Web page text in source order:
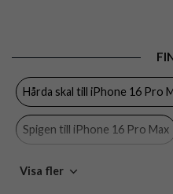
Färg
Tillverkarens art nr
Hårda skal till iPhone 16 Pro
Spigen till iPhone 16 Pro Max
iPhone 16 Pro Max
Visa fler